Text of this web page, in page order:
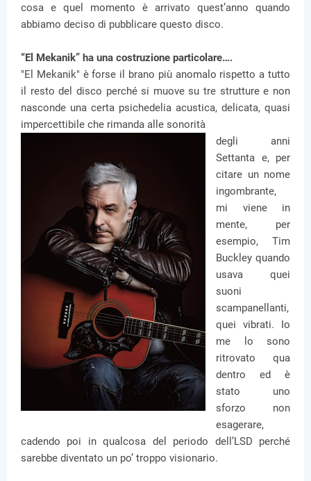
cosa e quel momento è arrivato quest’anno quando
abbiamo deciso di pubblicare questo disco.
“El Mekanik” ha una costruzione particolare….
"El Mekanik" è forse il brano più anomalo rispetto a tutto
il resto del disco perché si muove su tre strutture e non
nasconde una certa psichedelia acustica, delicata, quasi
impercettibile che rimanda alle sonorità
degli anni
Settanta e, per
citare un nome
ingombrante,
mi viene in
mente, per
esempio, Tim
Buckley quando
usava quei
suoni
scampanellanti,
quei vibrati. Io
me lo sono
ritrovato qua
dentro ed è
stato uno
sforzo non
esagerare,
cadendo poi in qualcosa del periodo dell’LSD perché
sarebbe diventato un po’ troppo visionario.